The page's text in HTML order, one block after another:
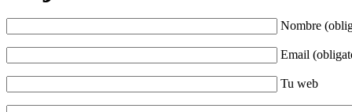
Nombre
Email
Tu web